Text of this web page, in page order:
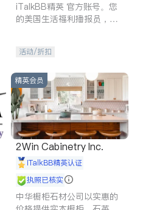
iTalkBB精英 官方账号。您
的美国生活福利播报员，精
专属福利。
活动/折扣
精英会员
2Win Cabinetry Inc.
iTalkBB精英认证
执照已核实
中华橱柜石材公司以实惠的